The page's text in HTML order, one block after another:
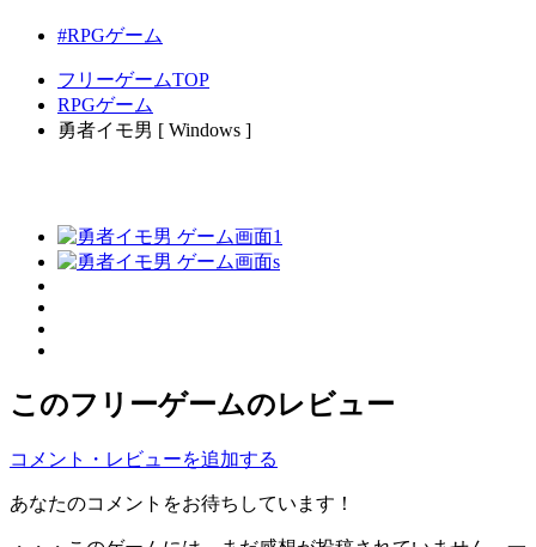
#RPGゲーム
フリーゲームTOP
RPGゲーム
勇者イモ男 [ Windows ]
このフリーゲームのレビュー
コメント・レビューを追加する
あなたのコメントをお待ちしています！